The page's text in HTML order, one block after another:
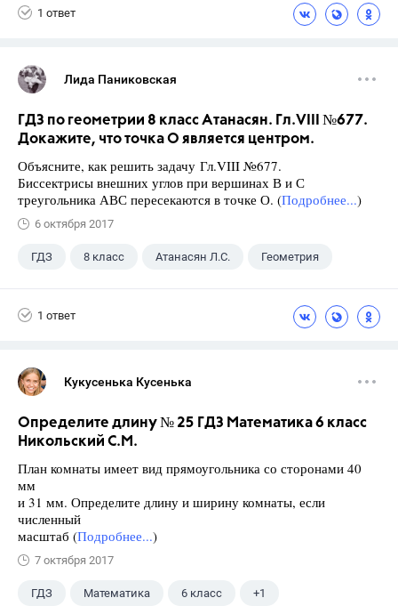
1 ответ
Лида Паниковская
ГДЗ по геометрии 8 класс Атанасян. Гл.VIII №677.
Докажите, что точка О является центром.
Объясните, как решить задачу Гл.VIII №677.
Биссектрисы внешних углов при вершинах В и С
треугольника АВС пересекаются в точке О. (Подробнее...)
6 октября 2017
ГДЗ 8 класс Атанасян Л.С. Геометрия
1 ответ
Кукусенька Кусенька
Определите длину № 25 ГДЗ Математика 6 класс
Никольский С.М.
План комнаты имеет вид прямоугольника со сторонами 40
мм
и 31 мм. Определите длину и ширину комнаты, если
численный
масштаб (Подробнее...)
7 октября 2017
ГДЗ Математика 6 класс +1